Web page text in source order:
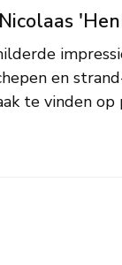
en
te vinden
boulevards bij
ook zijn